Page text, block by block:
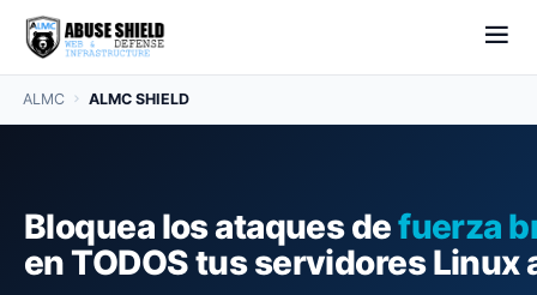
ALMC ALMC SHIELD
Bloquea los ataques defuerza
en TODOS tus servidores Linux